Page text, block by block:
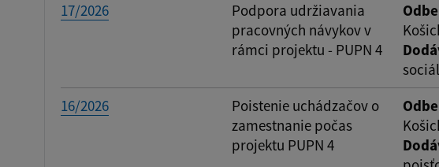
17/2026
Podpora udržiavania
pracovných návykov v
rámci projektu - PUPN 4
16/2026
Poistenie uchádzačov o
zamestnanie počas
projektu PUPN 4